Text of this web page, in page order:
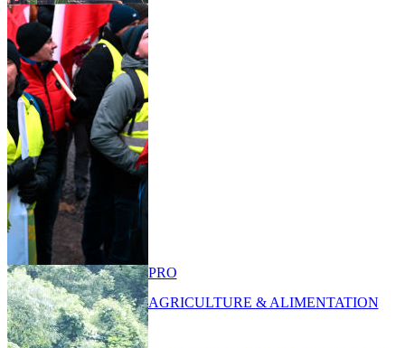
PRO
AGRICULTURE & ALIMENTATION